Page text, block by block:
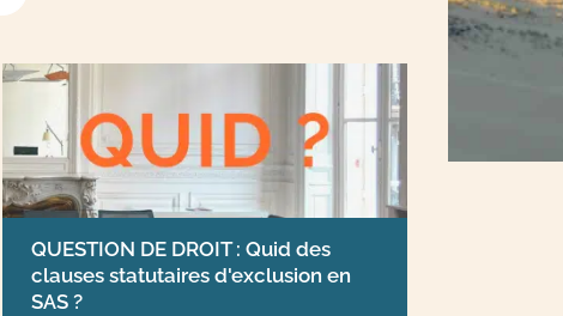
QUESTION DE DROIT : Quid des
clauses statutaires d'exclusion en
SAS ?